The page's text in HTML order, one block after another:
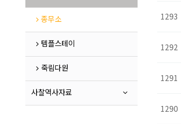
종무소
템플스테이
죽림다원
사찰역사자료
1293
1292
1291
1290